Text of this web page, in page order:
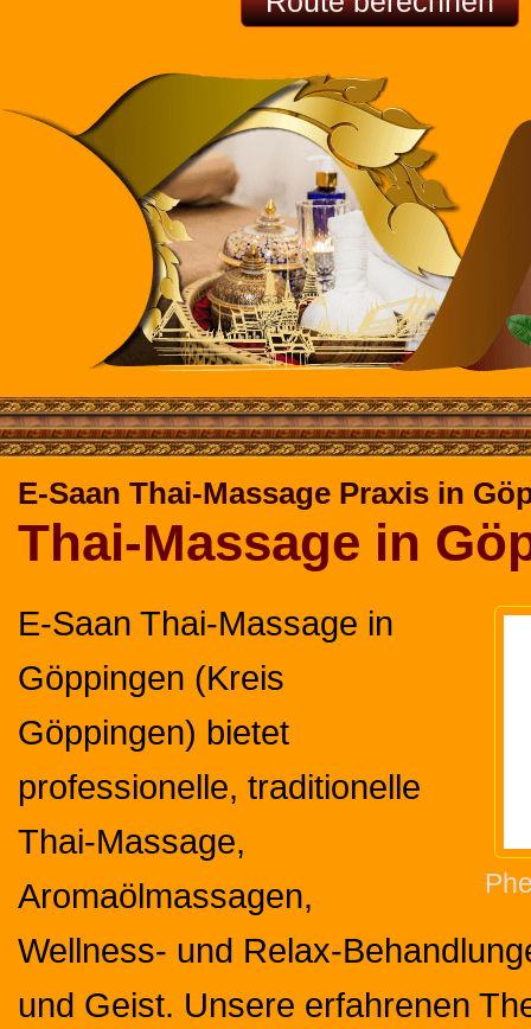
E-Saan Thai-Massage Praxis in
Thai-Massage in
E-Saan Thai-Massage in
Göppingen (Kreis
Göppingen) bietet
professionelle, traditionelle
Thai-Massage,
Aromaölmassagen,
Wellness- und Relax-
und Geist. Unsere erfahrenen